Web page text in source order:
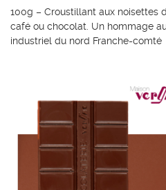
100g – Croustillant aux noisettes
café ou chocolat. Un hommage
industriel du nord Franche-comté